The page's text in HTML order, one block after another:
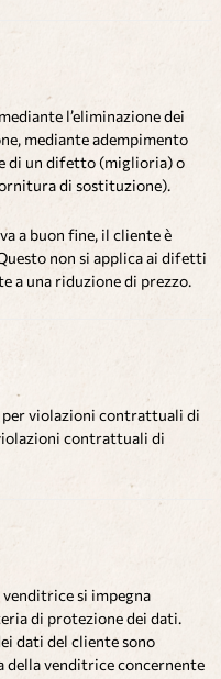
l’eliminazione dei
mediante adempimento
di un difetto (miglioria) o
di sostituzione).
a buon fine, il cliente è
non si applica ai difetti
a una riduzione di prezzo.
per violazioni contrattuali di
contrattuali di
si impegna
di protezione dei dati.
dati del cliente sono
della venditrice concernente